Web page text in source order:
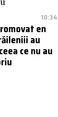
10:34
en
au
ce nu au